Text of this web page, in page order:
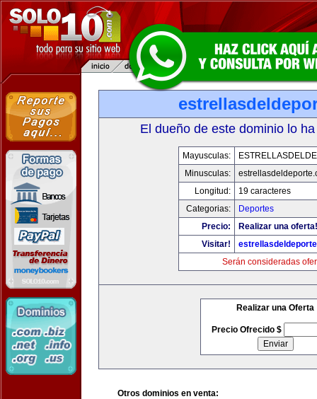
El dueño de este dominio lo
Mayusculas:
Minusculas:
Longitud:
19 caracteres
Categorias:
Deportes
Precio:
Realizar una oferta!
Visitar!
Serán consideradas
Realizar una Oferta
Precio Ofrecido $
Otros dominios en venta: